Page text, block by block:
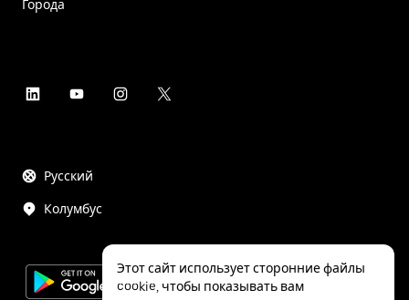
Города
Русский
Колумбус
Этот сайт использует сторонние файлы
cookie, чтобы показывать вам